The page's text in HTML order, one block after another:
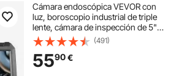
exterior
lamparas led exterior
Cámara endoscópica VEVOR con
luz, boroscopio industrial de triple
lente, cámara de inspección de 5"
con pantalla 1080P, 8 + 2 luces,
cámara serpiente impermeable IP67
para automoción, plomería (cable
de 16,4 pies, tarjeta de 32 GB)
(491)
5590€